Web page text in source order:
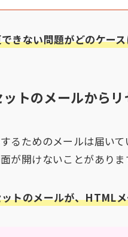
きない問題がどのケー
トのメールから
るためのメールは届い
が開けないことがありま
トのメールが、HTML